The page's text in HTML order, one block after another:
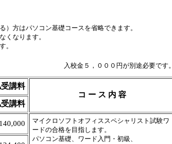
方はパソコン基礎コースを省略できます。
なります。
。
入校金５，０００円が別途必要です。
講料
コ ー ス 内 容
講料
マイクロソフトオフィススペシャリスト試験ワ
ードの合格を目指します。
パソコン基礎、ワード入門・初級、